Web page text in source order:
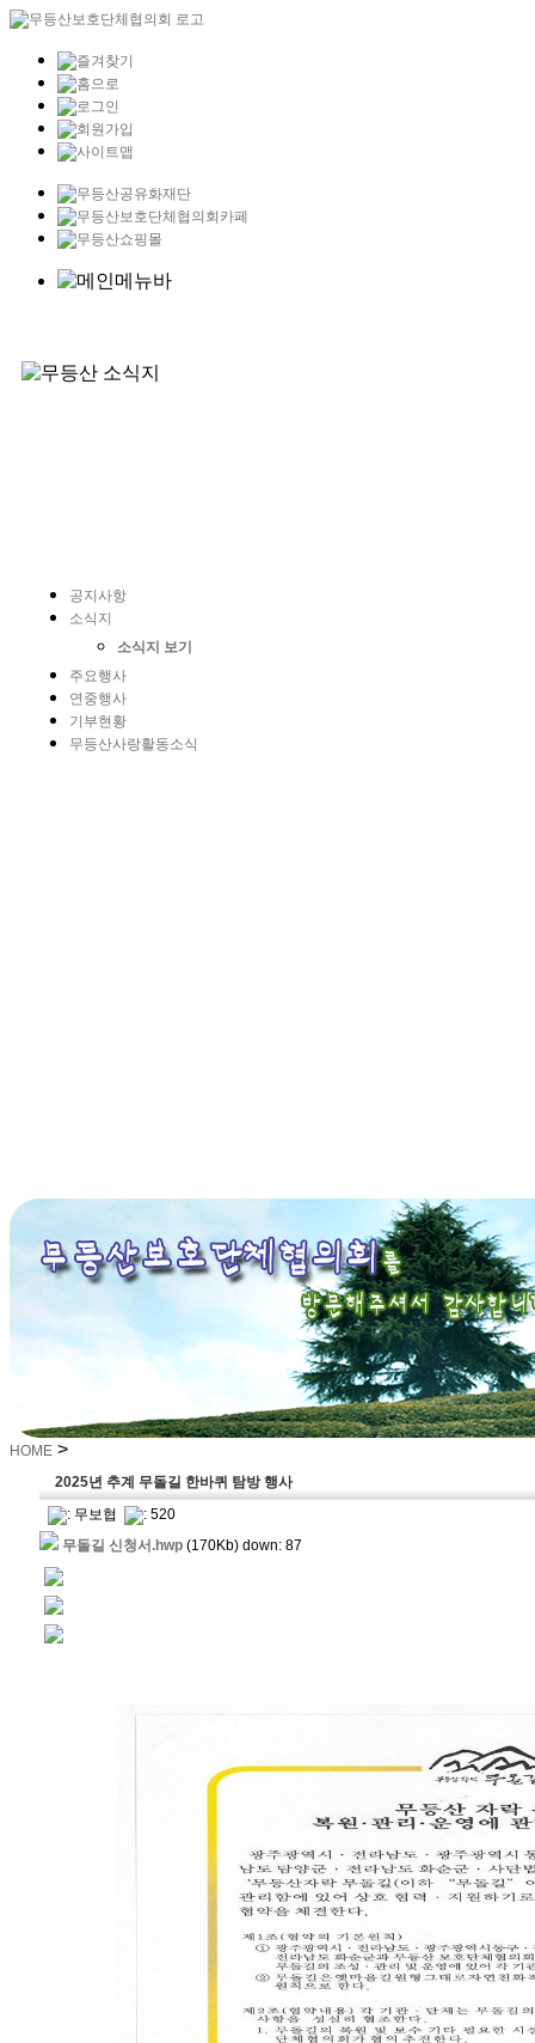
공지사항
소식지
소식지 보기
주요행사
연중행사
기부현황
무등산사랑활동소식
HOME >
2025년 추계 무돌길 한바퀴 탐방 행사
: 무보협
: 520
무돌길 신청서.hwp(170Kb) down: 87